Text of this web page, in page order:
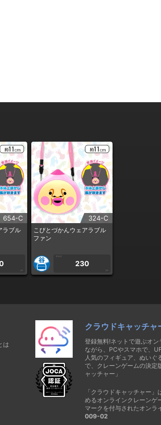
654-C
ラブル
CP
324-C
こびとづかんウェアラブル
ファン
1PLAY
230
CP
は
クラウドキャッチャ
登録無料!ネットで遊ぶオ
ながら、PCやスマホで、
人気のフィギュア、ぬいぐ
で、クレーンゲームの決定
ャッチャー」
「クラウドキャッチャー
めるオンラインクレーンゲ
マークを付与されたオンラ
009-02